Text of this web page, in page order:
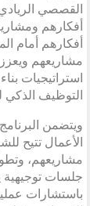
القصصي
أفكارهم
أفكارهم أمام
مشاريعهم
استراتيجيات
التوظيف الذكي
ويتضمن
الأعمال تتيح
مشاريعهم،
جلسات توجيهية
باستشارات